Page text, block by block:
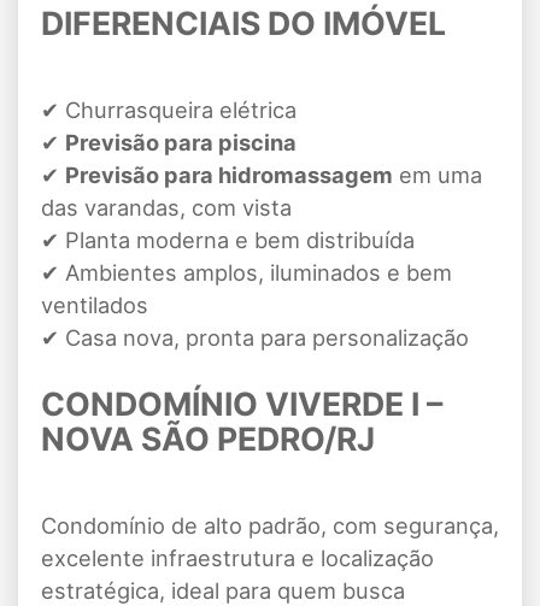
DIFERENCIAIS DO IMÓVEL
✔ Churrasqueira elétrica
✔ Previsão para piscina
✔ Previsão para hidromassagem em uma
das varandas, com vista
✔ Planta moderna e bem distribuída
✔ Ambientes amplos, iluminados e bem
ventilados
✔ Casa nova, pronta para personalização
CONDOMÍNIO VIVERDE I –
NOVA SÃO PEDRO/RJ
Condomínio de alto padrão, com segurança,
excelente infraestrutura e localização
estratégica, ideal para quem busca